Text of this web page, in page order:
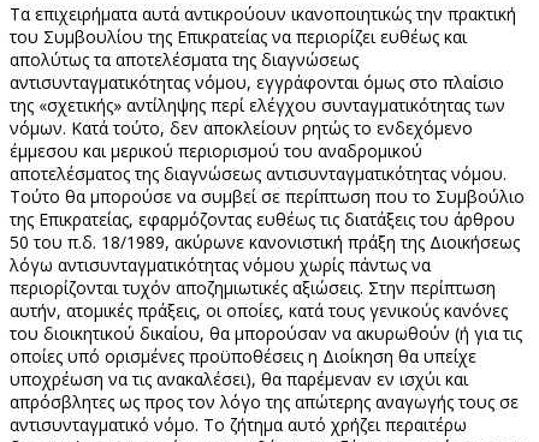
Τα επιχειρήματα αυτά αντικρούουν ικανοποιητικώς την πρακτική
του Συμβουλίου της Επικρατείας να περιορίζει ευθέως και
απολύτως τα αποτελέσματα της διαγνώσεως
αντισυνταγματικότητας νόμου, εγγράφονται όμως στο πλαίσιο
της «σχετικής» αντίληψης περί ελέγχου συνταγματικότητας των
νόμων. Κατά τούτο, δεν αποκλείουν ρητώς το ενδεχόμενο
έμμεσου και μερικού περιορισμού του αναδρομικού
αποτελέσματος της διαγνώσεως αντισυνταγματικότητας νόμου.
Τούτο θα μπορούσε να συμβεί σε περίπτωση που το Συμβούλιο
της Επικρατείας, εφαρμόζοντας ευθέως τις διατάξεις του άρθρου
50 του π.δ. 18/1989, ακύρωνε κανονιστική πράξη της Διοικήσεως
λόγω αντισυνταγματικότητας νόμου χωρίς πάντως να
περιορίζονται τυχόν αποζημιωτικές αξιώσεις. Στην περίπτωση
αυτήν, ατομικές πράξεις, οι οποίες, κατά τους γενικούς κανόνες
του διοικητικού δικαίου, θα μπορούσαν να ακυρωθούν (ή για τις
οποίες υπό ορισμένες προϋποθέσεις η Διοίκηση θα υπείχε
υποχρέωση να τις ανακαλέσει), θα παρέμεναν εν ισχύι και
απρόσβλητες ως προς τον λόγο της απώτερης αναγωγής τους σε
αντισυνταγματικό νόμο. Το ζήτημα αυτό χρήζει περαιτέρω